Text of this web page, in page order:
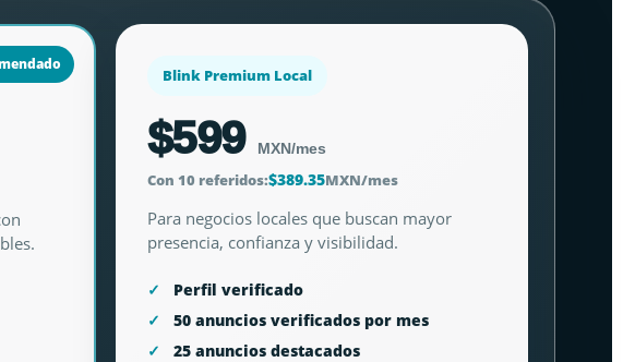
Blink Premium Local
$599 MXN/mes
Con 10 referidos:$389.35MXN/mes
Para negocios locales que buscan mayor
presencia, confianza y visibilidad.
Perfil verificado
50 anuncios verificados por mes
25 anuncios destacados